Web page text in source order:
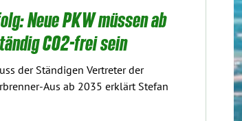
Neue PKW müssen ab
CO2-frei sein
der Ständigen Vertreter der
Aus ab 2035 erklärt Stefan